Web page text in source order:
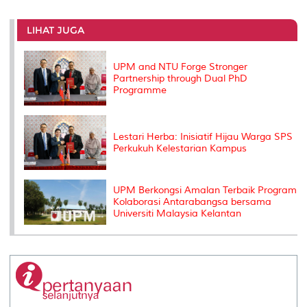
e
b
o
o
k
t
e
r
e
I
l
L
n
P
e
s
t
LIHAT JUGA
UPM and NTU Forge Stronger
Partnership through Dual PhD
Programme
Lestari Herba: Inisiatif Hijau Warga SPS
Perkukuh Kelestarian Kampus
UPM Berkongsi Amalan Terbaik Program
Kolaborasi Antarabangsa bersama
Universiti Malaysia Kelantan